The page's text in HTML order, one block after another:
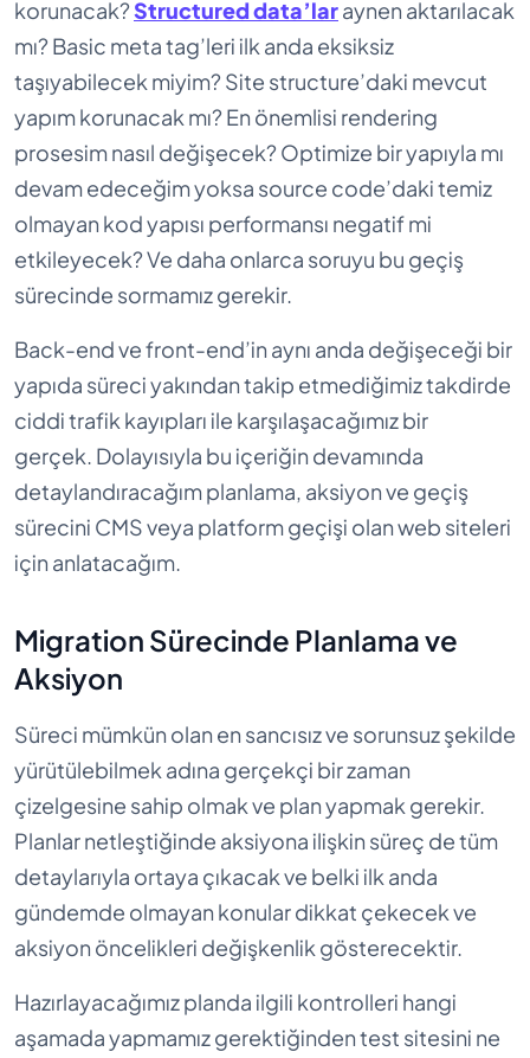
korunacak?Structured data’laraynen aktarılacak
mı? Basic meta tag’leri ilk anda eksiksiz
taşıyabilecek miyim? Site structure’daki mevcut
yapım korunacak mı? En önemlisi rendering
prosesim nasıl değişecek? Optimize bir yapıyla mı
devam edeceğim yoksa source code’daki temiz
olmayan kod yapısı performansı negatif mi
etkileyecek? Ve daha onlarca soruyu bu geçiş
sürecinde sormamız gerekir.
Back-end ve front-end’in aynı anda değişeceği bir
yapıda süreci yakından takip etmediğimiz takdirde
ciddi trafik kayıpları ile karşılaşacağımız bir
gerçek. Dolayısıyla bu içeriğin devamında
detaylandıracağım planlama, aksiyon ve geçiş
sürecini CMS veya platform geçişi olan web siteleri
için anlatacağım.
Migration Sürecinde Planlama ve
Aksiyon
Süreci mümkün olan en sancısız ve sorunsuz şekilde
yürütülebilmek adına gerçekçi bir zaman
çizelgesine sahip olmak ve plan yapmak gerekir.
Planlar netleştiğinde aksiyona ilişkin süreç de tüm
detaylarıyla ortaya çıkacak ve belki ilk anda
gündemde olmayan konular dikkat çekecek ve
aksiyon öncelikleri değişkenlik gösterecektir.
Hazırlayacağımız planda ilgili kontrolleri hangi
aşamada yapmamız gerektiğinden test sitesini ne